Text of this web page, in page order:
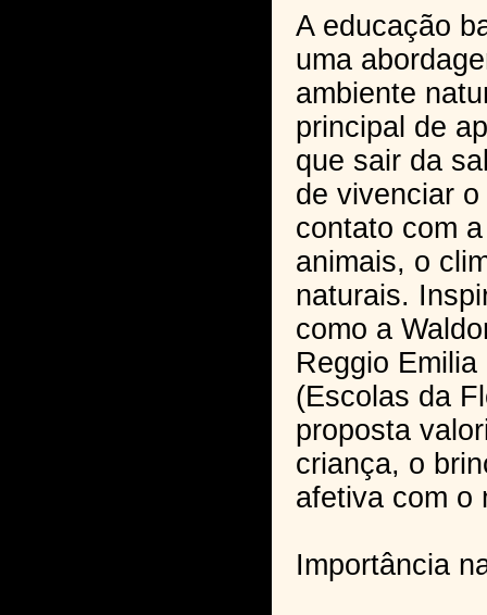
A educação
uma
ambiente
principal de
que sair da
de vivenciar
contato com
animais, o
naturais.
como a
Reggio
(Escolas da
proposta
criança, o
afetiva com o
Importância